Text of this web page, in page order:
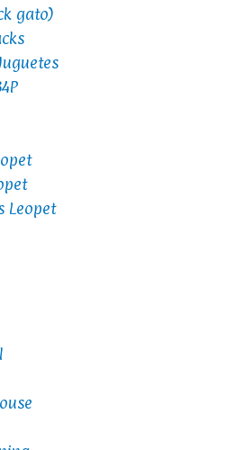
gato)
Leopet